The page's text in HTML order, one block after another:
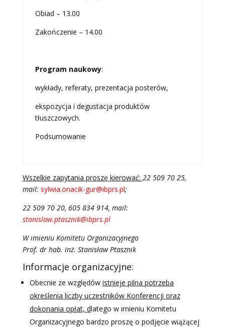
Obiad – 13.00
Zakończenie – 14.00
Program naukowy:
wykłady, referaty, prezentacja posterów,
ekspozycja i degustacja produktów
tłuszczowych.
Podsumowanie
Wszelkie zapytania proszę kierować: 22 509 70 25,
mail: sylwia.onacik-gur@ibprs.pl;
22 509 70 20, 605 834 914, mail:
stanislaw.ptasznik@ibprs.pl
W imieniu Komitetu Organizacyjnego
Prof. dr hab. inż. Stanisław Ptasznik
Informacje organizacyjne:
Obecnie ze względów istnieje pilna potrzeba
określenia liczby uczestników Konferencji oraz
dokonania opłat, dlatego w imieniu Komitetu
Organizacyjnego bardzo proszę o podjęcie wiążącej